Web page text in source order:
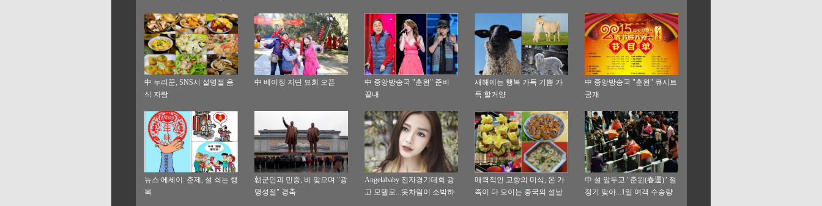
中 누리꾼, SNS서 설명절 음
식 자랑
中 베이징 지단 묘회 오픈
中 중앙방송국 "춘완" 준비
끝내
새해에는 행복 가득 기쁨 가
득 할거양
中 중앙방송국 "춘완" 큐시트
공개
뉴스 에세이: 춘제, 설 쇠는 행
복
朝군인과 민중, 비 맞으며 "광
명성절" 경축
Angelababy 전자경기대회 광
고 모텔로...옷차림이 소박하
매력적인 고향의 미식, 온 가
족이 다 모이는 중국의 설날
中 설 앞두고 "춘윈(春運)" 절
정기 맞아...1일 여객 수송량